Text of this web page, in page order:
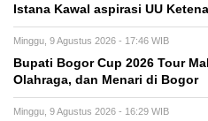
Istana Kawal aspirasi UU
Minggu, 9 Agustus 2026 - 17:46 WIB
Bupati Bogor Cup 2026 Tour
Olahraga, dan Menari di Bogor
Minggu, 9 Agustus 2026 - 16:29 WIB